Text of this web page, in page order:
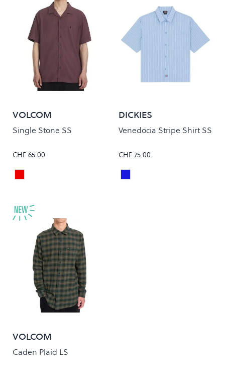
VOLCOM
Single Stone SS
CHF 65.00
Colour
Pistol Punch
DICKIES
Venedocia Stripe Shirt SS
CHF 75.00
Colour
ENDLESS SKY
VOLCOM
Caden Plaid LS